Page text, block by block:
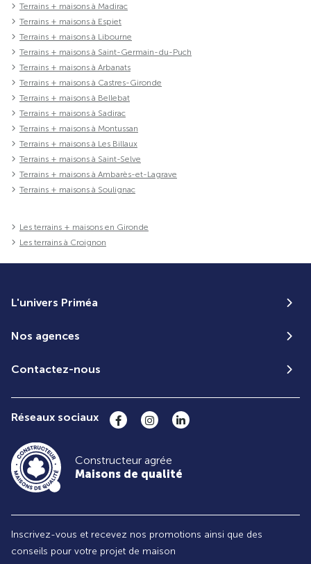
Terrains + maisons à Madirac
Terrains + maisons à Espiet
Terrains + maisons à Libourne
Terrains + maisons à Saint-Germain-du-Puch
Terrains + maisons à Arbanats
Terrains + maisons à Castres-Gironde
Terrains + maisons à Bellebat
Terrains + maisons à Sadirac
Terrains + maisons à Montussan
Terrains + maisons à Les Billaux
Terrains + maisons à Saint-Selve
Terrains + maisons à Ambarès-et-Lagrave
Terrains + maisons à Soulignac
Les terrains + maisons en Gironde
Les terrains à Croignon
L'univers Priméa
Nos agences
Contactez-nous
Réseaux sociaux
Constructeur agrée
Maisons de qualité
Inscrivez-vous et recevez nos promotions ainsi que des
conseils pour votre projet de maison